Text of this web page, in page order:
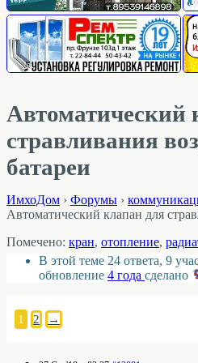
Автоматический
стравливания
батареи
ИмхоДом › Форумы ›
Автоматический клапан для
Помечено: кран, отопление,
В этой теме 24 ответа, 9
обновление 4 года сделано
1 2 →